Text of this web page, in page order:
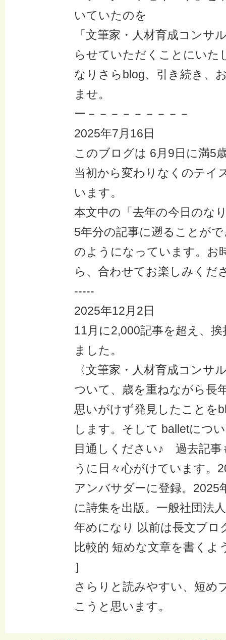
いていたのを
「文筆家・人材育成コンサ
らせていただくことにいた
なりさらblog、引き続き、
ませ。
ー－－－－－－－－－
2025年7月16日
このブログは 6月9日に満5
当初から変わりなくのテイ
います。
本文中の「去年の今日のな
5年分の記事に遡ることが
のようになっています。お
ら、合わせてお楽しみくだ
-----
2025年12月2日
11月に2,000記事を超え、
ました。
〈文筆家・人材育成コンサ
ついて、歳を重ねながら長
思いがけず発見したことを
します。そして balletにつ
目通しください♪ 過去記事
うに日々心がけています。
アンバサダーに登録。2025
に詩集を出版。一般社団法
年めになり 以前は長文ブロ
比較的 短めな文章を書くよ
］
さらりと読みやすい、短め
こうと思います。